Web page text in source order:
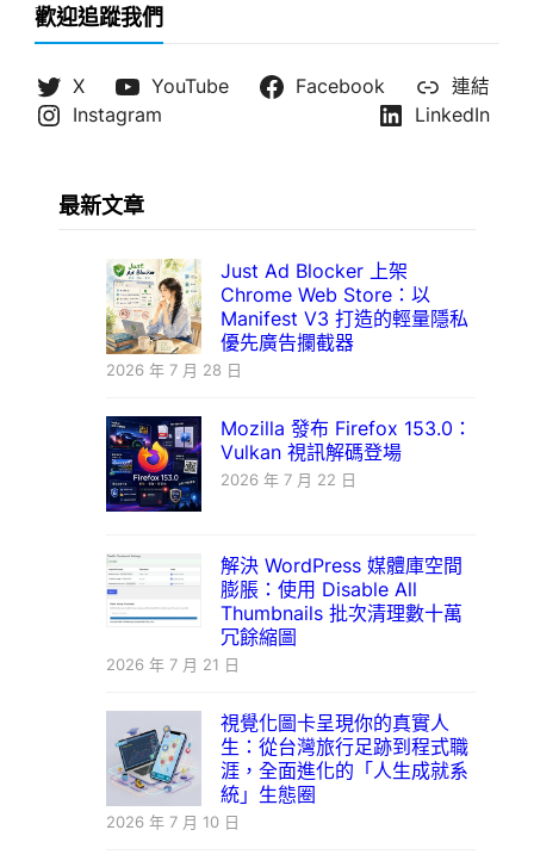
歡迎追蹤我們
X YouTube Facebook
連結
Instagram
LinkedIn
最新文章
Just Ad Blocker 上架
Chrome Web Store：以
Manifest V3 打造的輕量隱私
優先廣告攔截器
2026 年 7 月 28 日
Mozilla 發布 Firefox 153.0：
Vulkan 視訊解碼登場
2026 年 7 月 22 日
解決 WordPress 媒體庫空間
膨脹：使用 Disable All
Thumbnails 批次清理數十萬
冗餘縮圖
2026 年 7 月 21 日
視覺化圖卡呈現你的真實人
生：從台灣旅行足跡到程式職
涯，全面進化的「人生成就系
統」生態圈
2026 年 7 月 10 日